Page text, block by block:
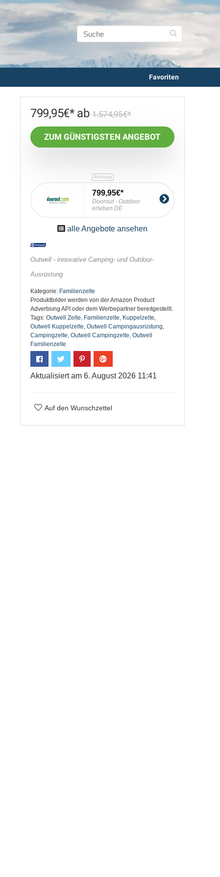
Favoriten
1.574,95€
799,95€
ZUM GÜNSTIGSTEN ANGEBOT
799,95€
Doorout - Outdoor
erleben DE
alle Angebote ansehen
Outwell - innovative Camping- und Outdoor-
Ausrüstung
Kategorie: Familienzelte
Produktbılder werden von der Amazon Product
Advertısıng API oder dem Werbepartner bereıtgestellt.
Tags: Outwell Zelte, Familienzelte, Kuppelzelte,
Outwell Kuppelzelte, Outwell Campingausrüstung,
Campingzelte, Outwell Campingzelte, Outwell
Familienzelte
Aktualisiert am 6. August 2026 11:41
Auf den Wunschzettel